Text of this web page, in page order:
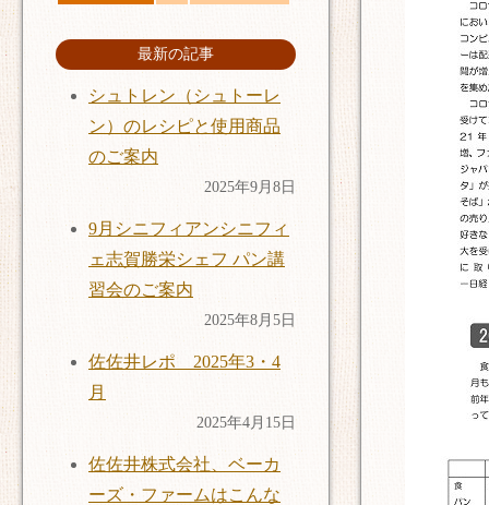
最新の記事
シュトレン（シュトーレ
ン）のレシピと使用商品
のご案内
2025年9月8日
9月シニフィアンシニフィ
ェ志賀勝栄シェフ パン講
習会のご案内
2025年8月5日
佐佐井レポ 2025年3・4
月
2025年4月15日
佐佐井株式会社、ベーカ
ーズ・ファームはこんな